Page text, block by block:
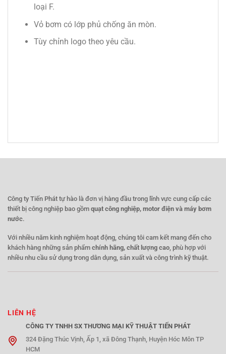
loại F.
Vỏ bơm có lớp phủ chống ăn mòn.
Tùy chỉnh logo theo yêu cầu.
Công ty Tiến Phát tự hào là đơn vị hàng đầu trong lĩnh vực cung cấp các
thiết bị công nghiệp bao gồm quạt công nghiệp, motor điện và máy bơm
nước.
Với nhiều năm kinh nghiệm hoạt động, chúng tôi cam kết mang đến cho
khách hàng những sản phẩm chính hãng, chất lượng cao , phù hợp với
nhiều nhu cầu sử dụng trong dân dụng, sản xuất và công trình kỹ thuật.
LIÊN HỆ
CÔNG TY TNHH SX THƯƠNG MẠI KỸ THUẬT TIẾN PHÁT
324 Đặng Thúc Vịnh, Ấp 1, xã Đông Thạnh, Huyện Hóc Môn TP
HCM